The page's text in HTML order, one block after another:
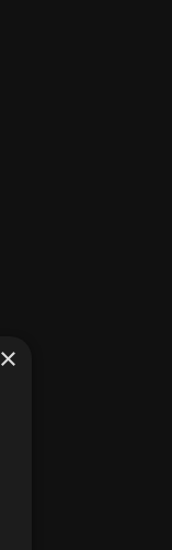
×